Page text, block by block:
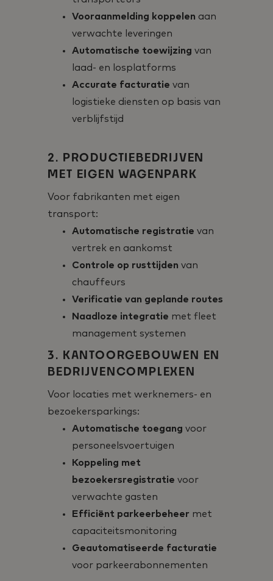
Vooraanmelding koppelen aan
verwachte leveringen
Automatische toewijzing van
laad- en losplatforms
Accurate facturatie van
logistieke diensten op basis van
verblijfstijd
2. PRODUCTIEBEDRIJVEN
MET EIGEN WAGENPARK
Voor fabrikanten met eigen
transport:
Automatische registratie van
vertrek en aankomst
Controle op rusttijden van
chauffeurs
Verificatie van geplande routes
Naadloze integratie met fleet
management systemen
3. KANTOORGEBOUWEN EN
BEDRIJVENCOMPLEXEN
Voor locaties met werknemers- en
bezoekersparkings:
Automatische toegang voor
personeelsvoertuigen
Koppeling met
bezoekersregistratie voor
verwachte gasten
Efficiënt parkeerbeheer met
capaciteitsmonitoring
Geautomatiseerde facturatie
voor parkeerabonnementen